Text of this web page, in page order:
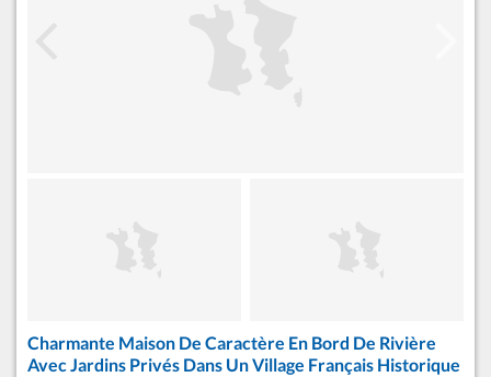
Charmante Maison De Caractère En Bord De Rivière
Avec Jardins Privés Dans Un Village Français Historique